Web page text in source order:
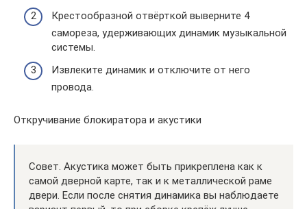
Крестообразной отвёрткой выверните 4
самореза, удерживающих динамик музыкальной
системы.
Извлеките динамик и отключите от него
провода.
Откручивание блокиратора и акустики
Совет. Акустика может быть прикреплена как к
самой дверной карте, так и к металлической раме
двери. Если после снятия динамика вы наблюдаете